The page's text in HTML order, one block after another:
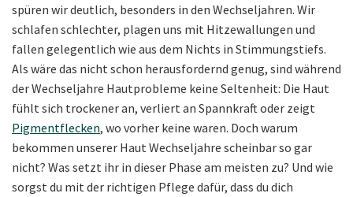
spüren wir deutlich, besonders in den Wechseljahren. Wir
schlafen schlechter, plagen uns mit Hitzewallungen und
fallen gelegentlich wie aus dem Nichts in Stimmungstiefs.
Als wäre das nicht schon herausfordernd genug, sind während
der Wechseljahre Hautprobleme keine Seltenheit: Die Haut
fühlt sich trockener an, verliert an Spannkraft oder zeigt
Pigmentflecken, wo vorher keine waren. Doch warum
bekommen unserer Haut Wechseljahre scheinbar so gar
nicht? Was setzt ihr in dieser Phase am meisten zu? Und wie
sorgst du mit der richtigen Pflege dafür, dass du dich